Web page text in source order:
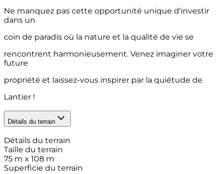
Ne manquez pas cette opportunité unique d'investir
dans un
coin de paradis où la nature et la qualité de vie se
rencontrent harmonieusement. Venez imaginer votre
future
propriété et laissez-vous inspirer par la quiétude de
Lantier !
Détails du terrain
Détails du terrain
Taille du terrain
75 m x 108 m
Superficie du terrain